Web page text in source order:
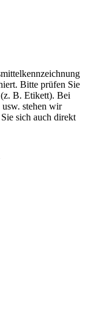
Bitte prüfen Sie
B. Etikett). Bei
stehen wir
sich auch direkt